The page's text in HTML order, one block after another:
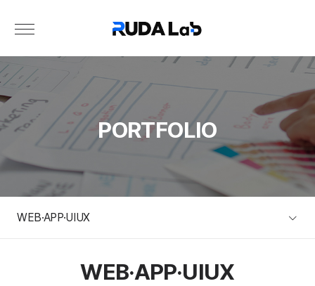
PORTFOLIO
WEB·APP·UIUX
WEB·APP·UIUX